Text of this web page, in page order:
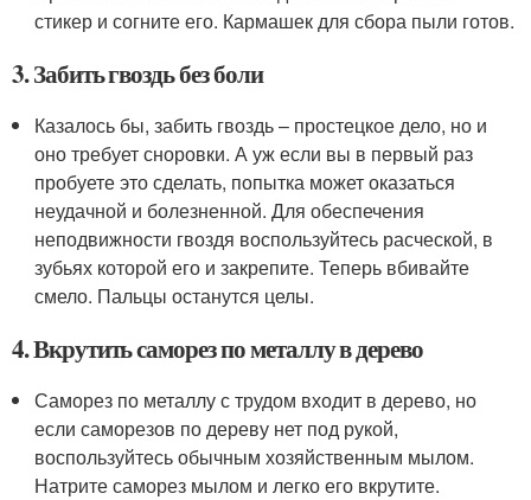
стикер и согните его. Кармашек для сбора пыли готов.
3. Забить гвоздь без боли
Казалось бы, забить гвоздь – простецкое дело, но и
оно требует сноровки. А уж если вы в первый раз
пробуете это сделать, попытка может оказаться
неудачной и болезненной. Для обеспечения
неподвижности гвоздя воспользуйтесь расческой, в
зубьях которой его и закрепите. Теперь вбивайте
смело. Пальцы останутся целы.
4. Вкрутить саморез по металлу в дерево
Саморез по металлу с трудом входит в дерево, но
если саморезов по дереву нет под рукой,
воспользуйтесь обычным хозяйственным мылом.
Натрите саморез мылом и легко его вкрутите.